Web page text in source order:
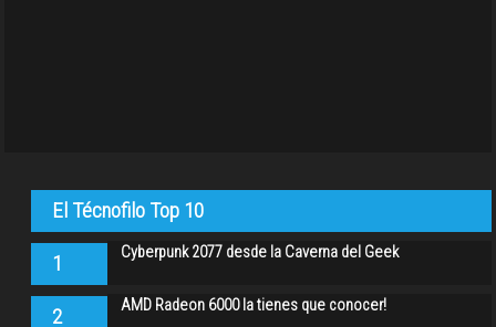
El Técnofilo Top 10
1 Cyberpunk 2077 desde la Caverna del Geek
2 AMD Radeon 6000 la tienes que conocer!